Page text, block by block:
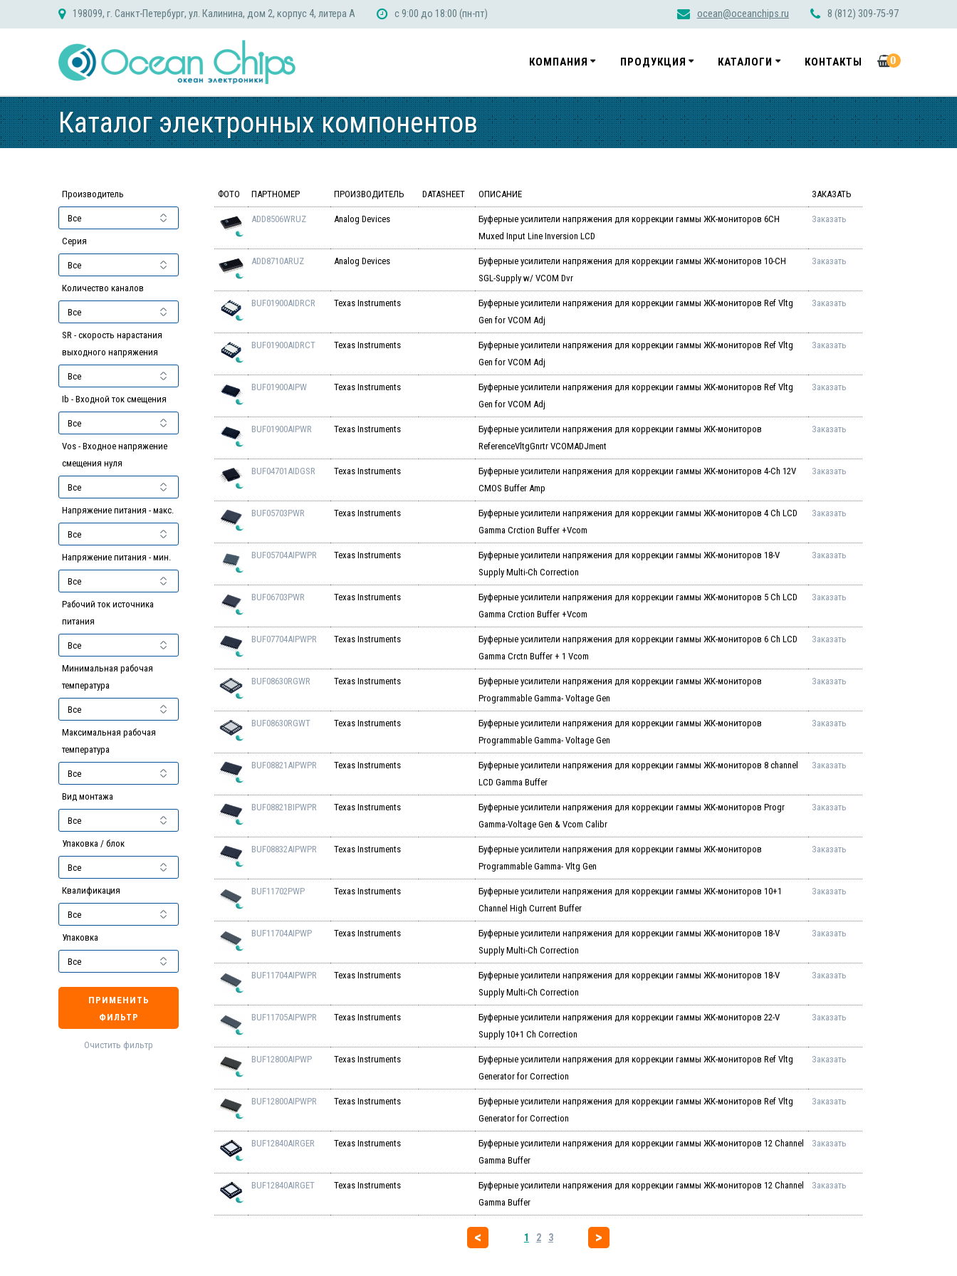
198099, г. Санкт-Петербург, ул. Калинина, дом 2, корпус 4, литера А с 9:00 до 18:00 (пн-пт) ocean@oceanchips.ru 8 (812) 309-75-97
КОМПАНИЯ ПРОДУКЦИЯ КАТАЛОГИ КОНТАКТЫ 0
Каталог электронных компонентов
Производитель
Серия
Количество каналов
SR - скорость нарастания
выходного напряжения
Ib - Входной ток смещения
Vos - Входное напряжение
смещения нуля
Напряжение питания - макс.
Напряжение питания - мин.
Рабочий ток источника
питания
Минимальная рабочая
температура
Максимальная рабочая
температура
Вид монтажа
Упаковка / блок
Квалификация
Упаковка
ПРИМЕНИТЬ
ФИЛЬТР
Очистить фильтр
ФОТО ПАРТНОМЕР ПРОИЗВОДИТЕЛЬ DATASHEET ОПИСАНИЕ ЗАКАЗАТЬ
ADD8506WRUZ Analog Devices
Буферные усилители напряжения для коррекции гаммы ЖК-мониторов 6CH
Muxed Input Line Inversion LCD
Заказать
ADD8710ARUZ Analog Devices
Буферные усилители напряжения для коррекции гаммы ЖК-мониторов 10-CH
SGL-Supply w/ VCOM Dvr
Заказать
BUF01900AIDRCR Texas Instruments
Буферные усилители напряжения для коррекции гаммы ЖК-мониторов Ref Vltg
Gen for VCOM Adj
Заказать
BUF01900AIDRCT Texas Instruments
Буферные усилители напряжения для коррекции гаммы ЖК-мониторов Ref Vltg
Gen for VCOM Adj
Заказать
BUF01900AIPW Texas Instruments
Буферные усилители напряжения для коррекции гаммы ЖК-мониторов Ref Vltg
Gen for VCOM Adj
Заказать
BUF01900AIPWR Texas Instruments
Буферные усилители напряжения для коррекции гаммы ЖК-мониторов
ReferenceVltgGnrtr VCOMADJment
Заказать
BUF04701AIDGSR Texas Instruments
Буферные усилители напряжения для коррекции гаммы ЖК-мониторов 4-Ch 12V
CMOS Buffer Amp
Заказать
BUF05703PWR Texas Instruments
Буферные усилители напряжения для коррекции гаммы ЖК-мониторов 4 Ch LCD
Gamma Crction Buffer +Vcom
Заказать
BUF05704AIPWPR Texas Instruments
Буферные усилители напряжения для коррекции гаммы ЖК-мониторов 18-V
Supply Multi-Ch Correction
Заказать
BUF06703PWR Texas Instruments
Буферные усилители напряжения для коррекции гаммы ЖК-мониторов 5 Ch LCD
Gamma Crction Buffer +Vcom
Заказать
BUF07704AIPWPR Texas Instruments
Буферные усилители напряжения для коррекции гаммы ЖК-мониторов 6 Ch LCD
Gamma Crctn Buffer + 1 Vcom
Заказать
BUF08630RGWR Texas Instruments
Буферные усилители напряжения для коррекции гаммы ЖК-мониторов
Programmable Gamma- Voltage Gen
Заказать
BUF08630RGWT Texas Instruments
Буферные усилители напряжения для коррекции гаммы ЖК-мониторов
Programmable Gamma- Voltage Gen
Заказать
BUF08821AIPWPR Texas Instruments
Буферные усилители напряжения для коррекции гаммы ЖК-мониторов 8 channel
LCD Gamma Buffer
Заказать
BUF08821BIPWPR Texas Instruments
Буферные усилители напряжения для коррекции гаммы ЖК-мониторов Progr
Gamma-Voltage Gen & Vcom Calibr
Заказать
BUF08832AIPWPR Texas Instruments
Буферные усилители напряжения для коррекции гаммы ЖК-мониторов
Programmable Gamma- Vltg Gen
Заказать
BUF11702PWP Texas Instruments
Буферные усилители напряжения для коррекции гаммы ЖК-мониторов 10+1
Channel High Current Buffer
Заказать
BUF11704AIPWP Texas Instruments
Буферные усилители напряжения для коррекции гаммы ЖК-мониторов 18-V
Supply Multi-Ch Correction
Заказать
BUF11704AIPWPR Texas Instruments
Буферные усилители напряжения для коррекции гаммы ЖК-мониторов 18-V
Supply Multi-Ch Correction
Заказать
BUF11705AIPWPR Texas Instruments
Буферные усилители напряжения для коррекции гаммы ЖК-мониторов 22-V
Supply 10+1 Ch Correction
Заказать
BUF12800AIPWP Texas Instruments
Буферные усилители напряжения для коррекции гаммы ЖК-мониторов Ref Vltg
Generator for Correction
Заказать
BUF12800AIPWPR Texas Instruments
Буферные усилители напряжения для коррекции гаммы ЖК-мониторов Ref Vltg
Generator for Correction
Заказать
BUF12840AIRGER Texas Instruments
Буферные усилители напряжения для коррекции гаммы ЖК-мониторов 12 Channel
Gamma Buffer
Заказать
BUF12840AIRGET Texas Instruments
Буферные усилители напряжения для коррекции гаммы ЖК-мониторов 12 Channel
Gamma Buffer
Заказать
1 2 3